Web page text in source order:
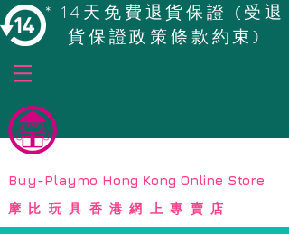
* 14天免費退貨保證 (受退
貨保證政策條款約束)
© Copyright
Buy-Playmo Hong Kong Online Store
摩比玩具香港網上專賣店